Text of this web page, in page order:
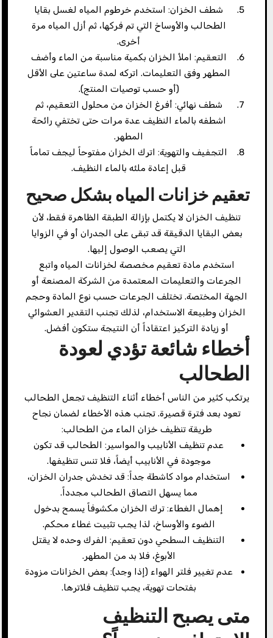
شطف الخزان: استخدم خرطوم المياه لغسل بقايا
الطحالب والأوساخ التي تم فركها، ثم أزل المياه مرة
أخرى.
التعقيم: املأ الخزان بكمية مناسبة من الماء وأضف
المطهر وفق التعليمات. اتركه لمدة ساعتين على الأقل
(أو حسب توصيات المنتج).
شطف نهائي: أفرغ الخزان من محلول التعقيم، ثم
اشطفه بالماء النظيف عدة مرات حتى تختفي رائحة
المطهر.
التجفيف والتهوية: اترك الخزان مفتوحاً ليجف تماماً
قبل إعادة ملئه بالماء النظيف.
تعقيم خزانات المياه بشكل صحيح
تنظيف الخزان لا يكتمل بإزالة الطبقة الظاهرة فقط، لأن
بعض البقايا الدقيقة قد تبقى على الجدران أو في الزوايا
التي يصعب الوصول إليها.
استخدم مادة تعقيم مخصصة لخزانات المياه واتبع
الجرعات والتعليمات المعتمدة من الشركة المصنعة أو
الجهة المختصة. تختلف الجرعات حسب نوع المادة وحجم
الخزان وطبيعة الاستخدام، لذلك تجنب التقدير العشوائي
أو زيادة التركيز اعتقاداً أن النتيجة ستكون أفضل.
أخطاء شائعة تؤدي لعودة
الطحالب
يرتكب كثير من الناس أخطاء أثناء التنظيف تجعل الطحالب
تعود بعد فترة قصيرة. تجنب هذه الأخطاء لضمان نجاح
طريقة تنظيف خزان الماء من الطحالب:
عدم تنظيف الأنابيب والمواسير: الطحالب قد تكون
موجودة في الأنابيب أيضاً، فلا تنس تنظيفها.
استخدام مواد كاشطة جداً: قد تخدش جدران الخزان،
مما يسهل التصاق الطحالب مجدداً.
إهمال الغطاء: ترك الخزان مكشوفاً يسمح بدخول
الضوء والأوساخ، لذا يجب تثبيت غطاء محكم.
التنظيف السطحي دون تعقيم: الفرك وحده لا يقتل
الأبوغ، فلا بد من المطهر.
عدم تغيير فلتر الهواء (إذا وجد): بعض الخزانات مزودة
بفتحات تهوية، يجب تنظيف فلاترها.
متى يصبح التنظيف